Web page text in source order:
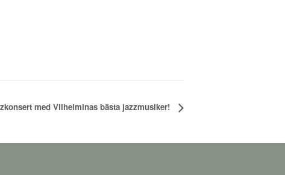
med Vilhelminas bästa jazzmusiker!